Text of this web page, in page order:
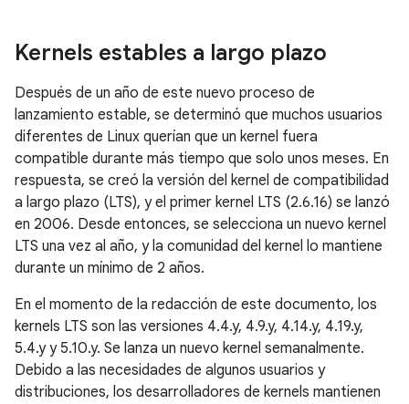
Kernels estables a largo plazo
Después de un año de este nuevo proceso de
lanzamiento estable, se determinó que muchos usuarios
diferentes de Linux querían que un kernel fuera
compatible durante más tiempo que solo unos meses. En
respuesta, se creó la versión del kernel de compatibilidad
a largo plazo (LTS), y el primer kernel LTS (2.6.16) se lanzó
en 2006. Desde entonces, se selecciona un nuevo kernel
LTS una vez al año, y la comunidad del kernel lo mantiene
durante un mínimo de 2 años.
En el momento de la redacción de este documento, los
kernels LTS son las versiones 4.4.y, 4.9.y, 4.14.y, 4.19.y,
5.4.y y 5.10.y. Se lanza un nuevo kernel semanalmente.
Debido a las necesidades de algunos usuarios y
distribuciones, los desarrolladores de kernels mantienen